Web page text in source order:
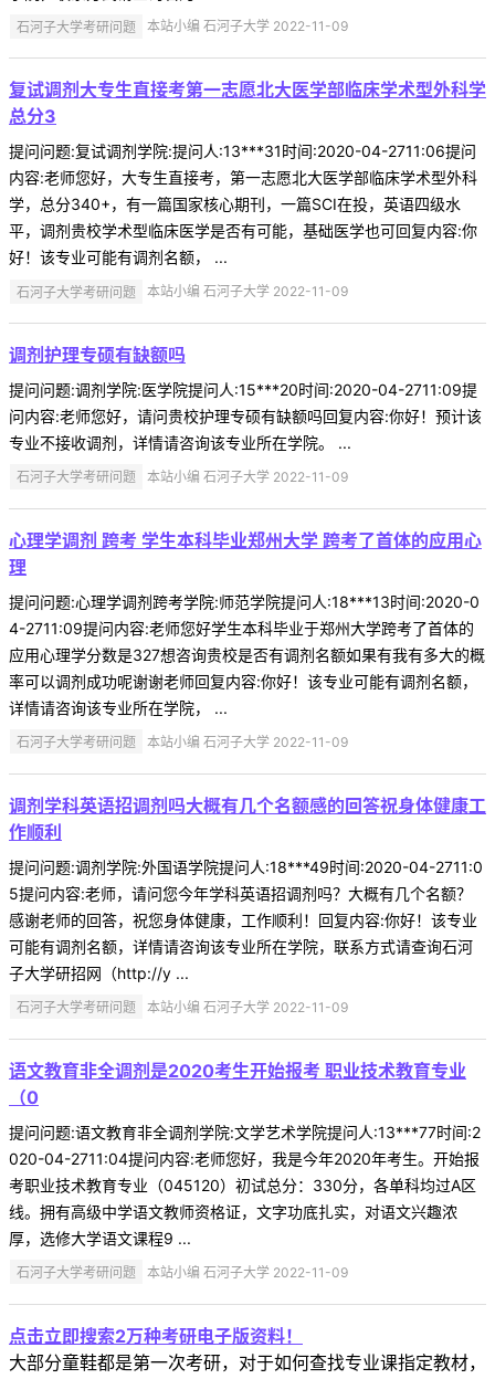
石河子大学考研问题 本站小编 石河子大学 2022-11-09
复试调剂大专生直接考第一志愿北大医学部临床学术型外科学
总分3
提问问题:复试调剂学院:提问人:13***31时间:2020-04-2711:06提问
内容:老师您好，大专生直接考，第一志愿北大医学部临床学术型外科
学，总分340+，有一篇国家核心期刊，一篇SCI在投，英语四级水
平，调剂贵校学术型临床医学是否有可能，基础医学也可回复内容:你
好！该专业可能有调剂名额， ...
石河子大学考研问题 本站小编 石河子大学 2022-11-09
调剂护理专硕有缺额吗
提问问题:调剂学院:医学院提问人:15***20时间:2020-04-2711:09提
问内容:老师您好，请问贵校护理专硕有缺额吗回复内容:你好！预计该
专业不接收调剂，详情请咨询该专业所在学院。 ...
石河子大学考研问题 本站小编 石河子大学 2022-11-09
心理学调剂 跨考 学生本科毕业郑州大学 跨考了首体的应用心
理
提问问题:心理学调剂跨考学院:师范学院提问人:18***13时间:2020-0
4-2711:09提问内容:老师您好学生本科毕业于郑州大学跨考了首体的
应用心理学分数是327想咨询贵校是否有调剂名额如果有我有多大的概
率可以调剂成功呢谢谢老师回复内容:你好！该专业可能有调剂名额，
详情请咨询该专业所在学院， ...
石河子大学考研问题 本站小编 石河子大学 2022-11-09
调剂学科英语招调剂吗大概有几个名额感的回答祝身体健康工
作顺利
提问问题:调剂学院:外国语学院提问人:18***49时间:2020-04-2711:0
5提问内容:老师，请问您今年学科英语招调剂吗？大概有几个名额？
感谢老师的回答，祝您身体健康，工作顺利！回复内容:你好！该专业
可能有调剂名额，详情请咨询该专业所在学院，联系方式请查询石河
子大学研招网（http://y ...
石河子大学考研问题 本站小编 石河子大学 2022-11-09
语文教育非全调剂是2020考生开始报考 职业技术教育专业
（0
提问问题:语文教育非全调剂学院:文学艺术学院提问人:13***77时间:2
020-04-2711:04提问内容:老师您好，我是今年2020年考生。开始报
考职业技术教育专业（045120）初试总分：330分，各单科均过A区
线。拥有高级中学语文教师资格证，文字功底扎实，对语文兴趣浓
厚，选修大学语文课程9 ...
石河子大学考研问题 本站小编 石河子大学 2022-11-09
点击立即搜索2万种考研电子版资料！
大部分童鞋都是第一次考研，对于如何查找专业课指定教材，